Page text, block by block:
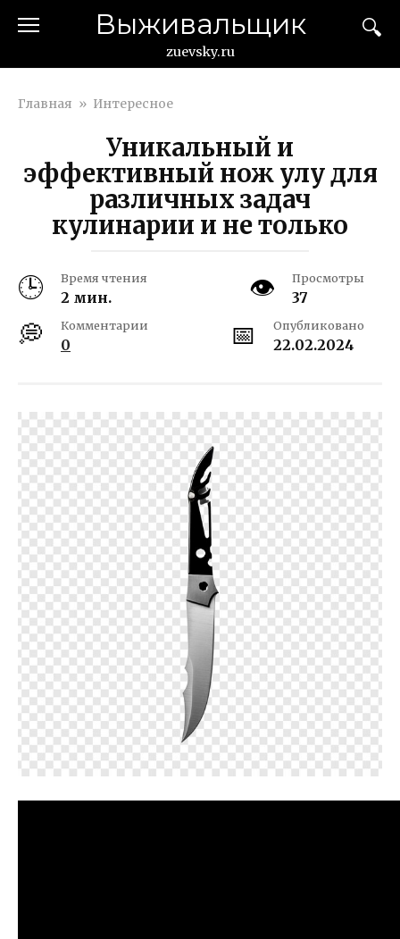
Выживальщик
zuevsky.ru
Главная » Интересное
Уникальный и
эффективный нож улу для
различных задач
кулинарии и не только
Время чтения
2 мин.
Просмотры
37
Комментарии
0
Опубликовано
22.02.2024